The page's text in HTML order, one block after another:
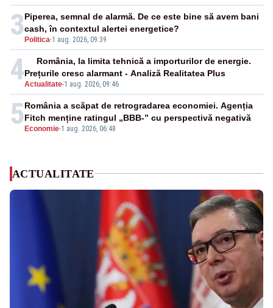
3Politica-1 aug. 2026, 09:39
Piperea, semnal de alarmă. De ce este bine să avem bani
cash, în contextul alertei energetice?
4Actualitate-1 aug. 2026, 09:46
România, la limita tehnică a importurilor de energie.
Prețurile cresc alarmant - Analiză Realitatea Plus
5Economie-1 aug. 2026, 06:48
România a scăpat de retrogradarea economiei. Agenția
Fitch menține ratingul „BBB-” cu perspectivă negativă
ACTUALITATE